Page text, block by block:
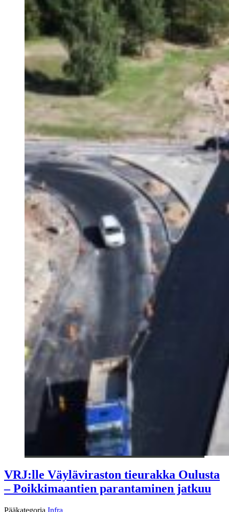
VRJ:lle Väyläviraston tieurakka Oulusta
– Poikkimaantien parantaminen jatkuu
Pääkategoria Infra